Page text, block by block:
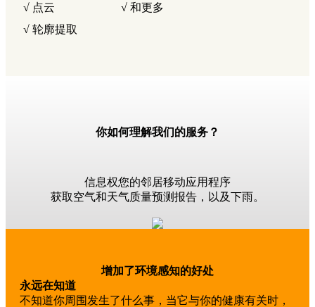
√ 点云
√ 和更多
√ 轮廓提取
你如何理解我们的服务？
信息权您的邻居移动应用程序
获取空气和天气质量预测报告，以及下雨。
增加了环境感知的好处
永远在知道
不知道你周围发生了什么事，当它与你的健康有关时，